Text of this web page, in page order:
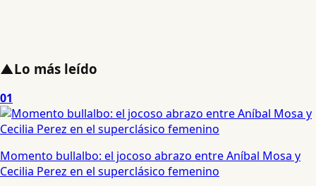
▲Lo más leído
01
Momento bullalbo: el jocoso abrazo entre Aníbal Mosa y
Cecilia Perez en el superclásico femenino